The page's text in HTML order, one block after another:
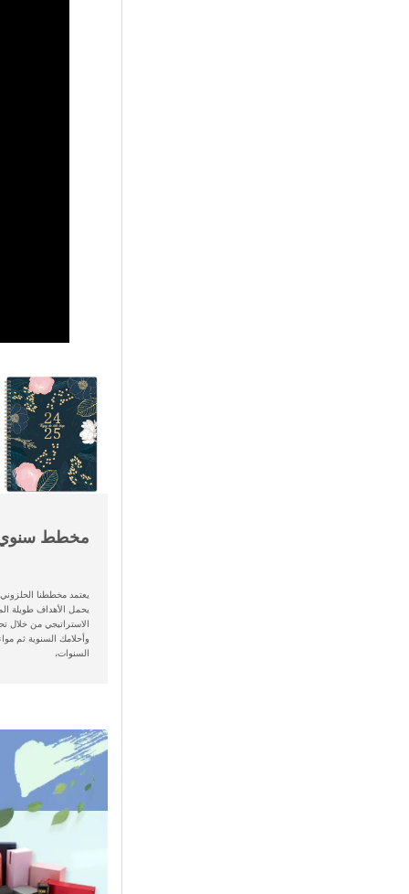
مخطط
يعتمد مخططنا
يحمل الأهداف طويلة
الاستراتيجي من خلال
وأحلامك السنوية ثم
السنوات،